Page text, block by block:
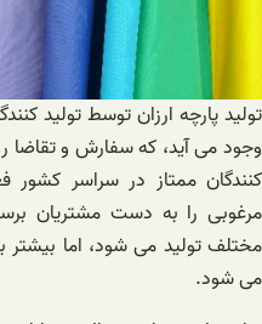
تولید پارچه ارزان توسط تولید
وجود می آید، که سفارش و تقاضا
کنندگان ممتاز در سراسر کشور
مرغوبی را به دست مشتریان
مختلف تولید می شود، اما بیشتر
می شود.